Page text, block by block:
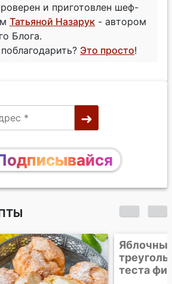
и приготовлен шеф-
Татьяной Назарук - автором
Блога.
Это просто!